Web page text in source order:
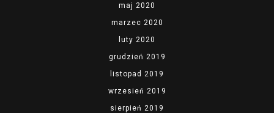
maj 2020
marzec 2020
luty 2020
grudzień 2019
listopad 2019
wrzesień 2019
sierpień 2019